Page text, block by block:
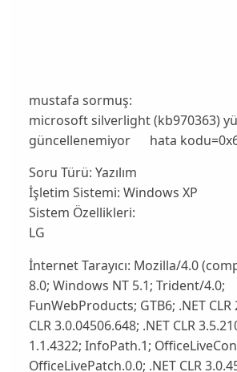
mustafa sormuş:
microsoft silverlight (kb970363)
güncellenemiyor hata
Soru Türü: Yazılım
İşletim Sistemi: Windows XP
Sistem Özellikleri:
LG
İnternet Tarayıcı: Mozilla/4.0
8.0; Windows NT 5.1; Trident/4.0;
FunWebProducts; GTB6; .NET CLR
CLR 3.0.04506.648; .NET CLR
1.1.4322; InfoPath.1;
OfficeLivePatch.0.0; .NET CLR